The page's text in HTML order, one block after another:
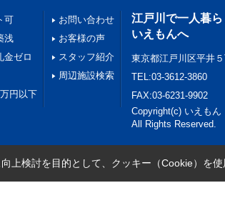
可
浅
金ゼロ
円以下
お問い合わせ
お客様の声
スタッフ紹介
周辺施設検索
江戸川で一人暮
いえもんへ
東京都江戸川区平井
TEL:03-3612-3860
FAX:03-6231-9902
Copyright(c) いえも
All Rights Reserved.
上検討を目的として、クッキー（Cookie）を使